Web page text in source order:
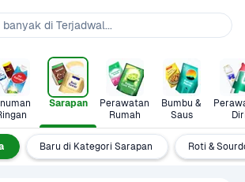
Sarapan
Perawatan
Rumah
Bumbu &
Saus
Baru di Kategori Sarapan Roti &
di Terjadwal...